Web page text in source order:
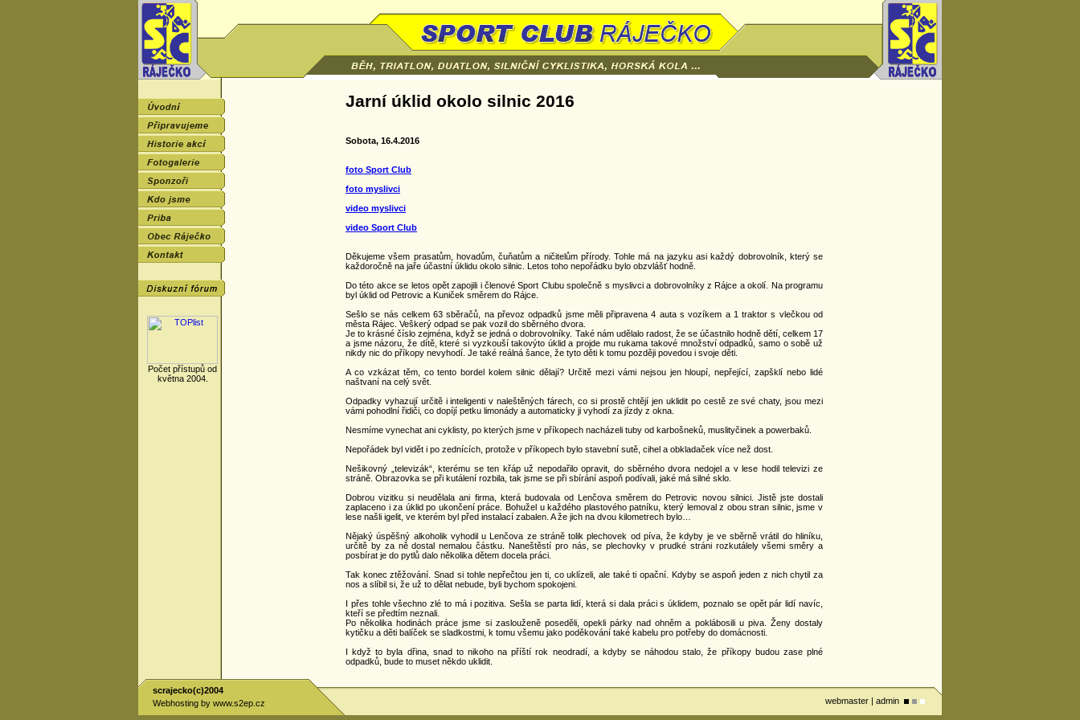
Počet přístupů od
května 2004.
Jarní úklid okolo silnic 2016
Sobota, 16.4.2016
foto Sport Club
foto myslivci
video myslivci
video Sport Club
Děkujeme všem prasatům, hovadům, čuňatům a ničitelům přírody. Tohle má na jazyku asi každý dobrovolník, který se
každoročně na jaře účastní úklidu okolo silnic. Letos toho nepořádku bylo obzvlášť hodně.
Do této akce se letos opět zapojili i členové Sport Clubu společně s myslivci a dobrovolníky z Rájce a okolí. Na programu
byl úklid od Petrovic a Kuniček směrem do Rájce.
Sešlo se nás celkem 63 sběračů, na převoz odpadků jsme měli připravena 4 auta s vozíkem a 1 traktor s vlečkou od
města Rájec. Veškerý odpad se pak vozil do sběrného dvora.
Je to krásné číslo zejména, když se jedná o dobrovolníky. Také nám udělalo radost, že se účastnilo hodně dětí, celkem 17
a jsme názoru, že dítě, které si vyzkouší takovýto úklid a projde mu rukama takové množství odpadků, samo o sobě už
nikdy nic do příkopy nevyhodí. Je také reálná šance, že tyto děti k tomu později povedou i svoje děti.
A co vzkázat těm, co tento bordel kolem silnic dělají? Určitě mezi vámi nejsou jen hloupí, nepřející, zapšklí nebo lidé
naštvaní na celý svět.
Odpadky vyhazují určitě i inteligenti v naleštěných fárech, co si prostě chtějí jen uklidit po cestě ze své chaty, jsou mezi
vámi pohodlní řidiči, co dopíjí petku limonády a automaticky ji vyhodí za jízdy z okna.
Nesmíme vynechat ani cyklisty, po kterých jsme v příkopech nacházeli tuby od karbošneků, muslityčinek a powerbaků.
Nepořádek byl vidět i po zednících, protože v příkopech bylo stavební sutě, cihel a obkladaček více než dost.
Nešikovný „televizák“, kterému se ten křáp už nepodařilo opravit, do sběrného dvora nedojel a v lese hodil televizi ze
stráně. Obrazovka se při kutálení rozbila, tak jsme se při sbírání aspoň podívali, jaké má silné sklo.
Dobrou vizitku si neudělala ani firma, která budovala od Lenčova směrem do Petrovic novou silnici. Jistě jste dostali
zaplaceno i za úklid po ukončení práce. Bohužel u každého plastového patníku, který lemoval z obou stran silnic, jsme v
lese našli igelit, ve kterém byl před instalací zabalen. A že jich na dvou kilometrech bylo…
Nějaký úspěšný alkoholik vyhodil u Lenčova ze stráně tolik plechovek od píva, že kdyby je ve sběrně vrátil do hliníku,
určitě by za ně dostal nemalou částku. Naneštěstí pro nás, se plechovky v prudké stráni rozkutálely všemi směry a
posbírat je do pytlů dalo několika dětem docela práci.
Tak konec ztěžování. Snad si tohle nepřečtou jen ti, co uklízeli, ale také ti opační. Kdyby se aspoň jeden z nich chytil za
nos a slíbil si, že už to dělat nebude, byli bychom spokojeni.
I přes tohle všechno zlé to má i pozitiva. Sešla se parta lidí, která si dala práci s úklidem, poznalo se opět pár lidí navíc,
kteří se předtím neznali.
Po několika hodinách práce jsme si zaslouženě poseděli, opekli párky nad ohněm a poklábosili u piva. Ženy dostaly
kytičku a děti balíček se sladkostmi, k tomu všemu jako poděkování také kabelu pro potřeby do domácnosti.
I když to byla dřina, snad to nikoho na příští rok neodradí, a kdyby se náhodou stalo, že příkopy budou zase plné
odpadků, bude to muset někdo uklidit.
scrajecko(c)2004
Webhosting by www.s2ep.cz webmaster | admin